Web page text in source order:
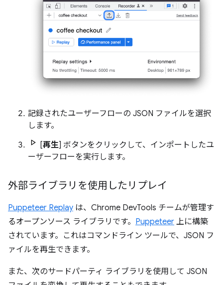
記録されたユーザーフローの JSON ファイルを選択
します。
[再生] ボタンをクリックして、インポートしたユ
ーザーフローを実行します。
外部ライブラリを使用したリプレイ
Puppeteer Replay は、Chrome DevTools チームが管理す
るオープンソース ライブラリです。 Puppeteer 上に構築
されています。これはコマンドライン ツールで、JSON フ
ァイルを再生できます。
また、次のサードパーティ ライブラリを使用して JSON